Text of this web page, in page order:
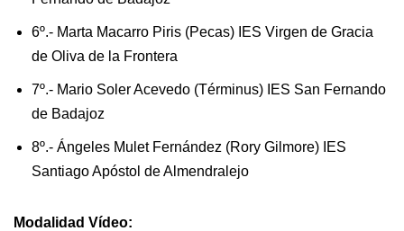
6º.- Marta Macarro Piris (Pecas) IES Virgen de Gracia
de Oliva de la Frontera
7º.- Mario Soler Acevedo (Términus) IES San Fernando
de Badajoz
8º.- Ángeles Mulet Fernández (Rory Gilmore) IES
Santiago Apóstol de Almendralejo
Modalidad Vídeo: